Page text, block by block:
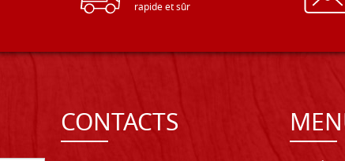
rapide et sûr
CONTACTS